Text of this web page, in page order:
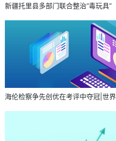
新疆托里县多部门联合整治“毒玩具”
海伦检察争先创优在考评中夺冠|世